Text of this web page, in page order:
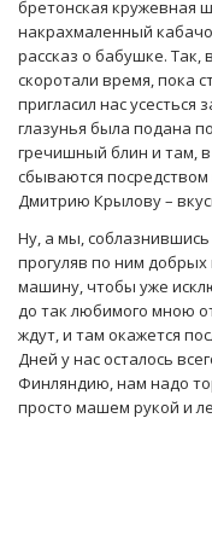
бретонская кружевная
накрахмаленный
рассказ о бабушке.
скоротали время, пока
пригласил нас усесться
глазунья была подана
гречишный блин и там,
сбываются
Дмитрию Крылову –
Ну, а мы,
прогуляв по ним добрых
машину, чтобы уже
до так любимого мною
ждут, и там окажется
Дней у нас осталось
Финляндию, нам надо
просто машем рукой и